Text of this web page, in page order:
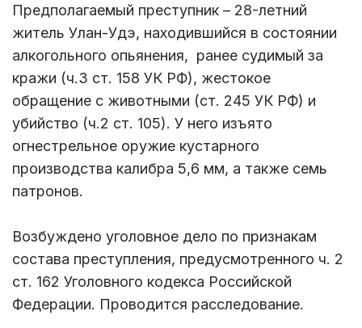
Предполагаемый преступник – 28-летний
житель Улан-Удэ, находившийся в состоянии
алкогольного опьянения, ранее судимый за
кражи (ч.3 ст. 158 УК РФ), жестокое
обращение с животными (ст. 245 УК РФ) и
убийство (ч.2 ст. 105). У него изъято
огнестрельное оружие кустарного
производства калибра 5,6 мм, а также семь
патронов.
Возбуждено уголовное дело по признакам
состава преступления, предусмотренного ч. 2
ст. 162 Уголовного кодекса Российской
Федерации. Проводится расследование.